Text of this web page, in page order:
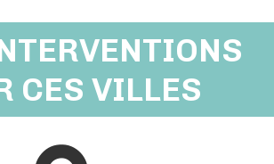
CES VILLES